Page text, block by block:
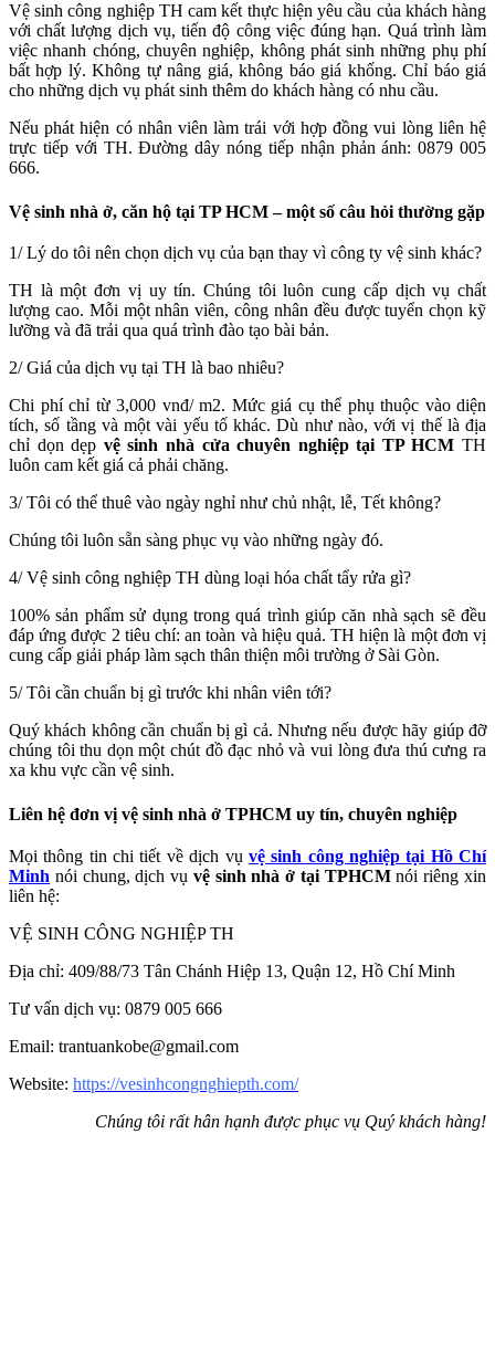
Vệ sinh công nghiệp TH cam kết thực hiện yêu cầu của khách hàng
với chất lượng dịch vụ, tiến độ công việc đúng hạn. Quá trình làm
việc nhanh chóng, chuyên nghiệp, không phát sinh những phụ phí
bất hợp lý. Không tự nâng giá, không báo giá khống. Chỉ báo giá
cho những dịch vụ phát sinh thêm do khách hàng có nhu cầu.
Nếu phát hiện có nhân viên làm trái với hợp đồng vui lòng liên hệ
trực tiếp với TH. Đường dây nóng tiếp nhận phản ánh: 0879 005
666.
Vệ sinh nhà ở, căn hộ tại TP HCM – một số câu hỏi thường gặp
1/ Lý do tôi nên chọn dịch vụ của bạn thay vì công ty vệ sinh khác?
TH là một đơn vị uy tín. Chúng tôi luôn cung cấp dịch vụ chất
lượng cao. Mỗi một nhân viên, công nhân đều được tuyển chọn kỹ
lưỡng và đã trải qua quá trình đào tạo bài bản.
2/ Giá của dịch vụ tại TH là bao nhiêu?
Chi phí chỉ từ 3,000 vnđ/ m2. Mức giá cụ thể phụ thuộc vào diện
tích, số tầng và một vài yếu tố khác. Dù như nào, với vị thế là địa
chỉ dọn dẹp vệ sinh nhà cửa chuyên nghiệp tại TP HCM TH
luôn cam kết giá cả phải chăng.
3/ Tôi có thể thuê vào ngày nghỉ như chủ nhật, lễ, Tết không?
Chúng tôi luôn sẵn sàng phục vụ vào những ngày đó.
4/ Vệ sinh công nghiệp TH dùng loại hóa chất tẩy rửa gì?
100% sản phẩm sử dụng trong quá trình giúp căn nhà sạch sẽ đều
đáp ứng được 2 tiêu chí: an toàn và hiệu quả. TH hiện là một đơn vị
cung cấp giải pháp làm sạch thân thiện môi trường ở Sài Gòn.
5/ Tôi cần chuẩn bị gì trước khi nhân viên tới?
Quý khách không cần chuẩn bị gì cả. Nhưng nếu được hãy giúp đỡ
chúng tôi thu dọn một chút đồ đạc nhỏ và vui lòng đưa thú cưng ra
xa khu vực cần vệ sinh.
Liên hệ đơn vị vệ sinh nhà ở TPHCM uy tín, chuyên nghiệp
Mọi thông tin chi tiết về dịch vụ vệ sinh công nghiệp tại Hồ Chí
Minh nói chung, dịch vụ vệ sinh nhà ở tại TPHCMnói riêng xin
liên hệ:
VỆ SINH CÔNG NGHIỆP TH
Địa chỉ: 409/88/73 Tân Chánh Hiệp 13, Quận 12, Hồ Chí Minh
Tư vấn dịch vụ: 0879 005 666
Email: trantuankobe@gmail.com
Website: https://vesinhcongnghiepth.com/
Chúng tôi rất hân hạnh được phục vụ Quý khách hàng!